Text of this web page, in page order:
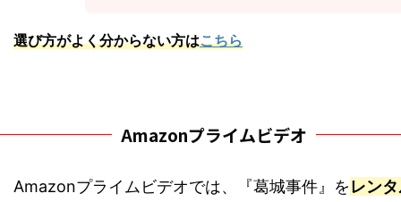
選び方がよく分からない方はこちら
Amazonプライムビデオ
Amazonプライムビデオでは、『葛城事件』をレン